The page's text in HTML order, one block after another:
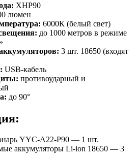
XHP90
люмен
6000К (белый свет)
до 1000 метров в режиме
3 шт. 18650 (входят
USB-кабель
противоударный и
до 90°
YYC-A22-P90 — 1 шт.
аккумуляторы Li-ion 18650 — 3